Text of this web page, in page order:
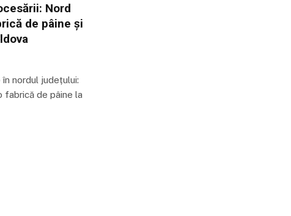
Nord
de pâine și
nordul județului:
fabrică de pâine la